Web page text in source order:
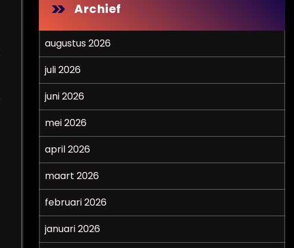
Archief
augustus 2026
juli 2026
juni 2026
mei 2026
april 2026
maart 2026
februari 2026
januari 2026